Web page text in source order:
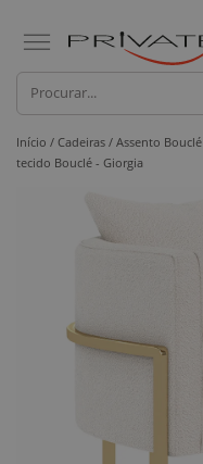
Início / Cadeiras / Assento Bouclé
tecido Bouclé - Giorgia